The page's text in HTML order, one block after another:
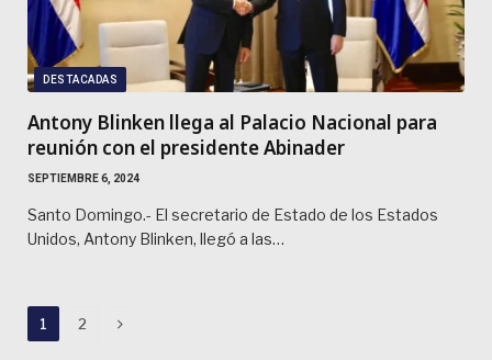
DESTACADAS
Antony Blinken llega al Palacio Nacional para
reunión con el presidente Abinader
SEPTIEMBRE 6, 2024
Santo Domingo.- El secretario de Estado de los Estados
Unidos, Antony Blinken, llegó a las…
1 2 Next